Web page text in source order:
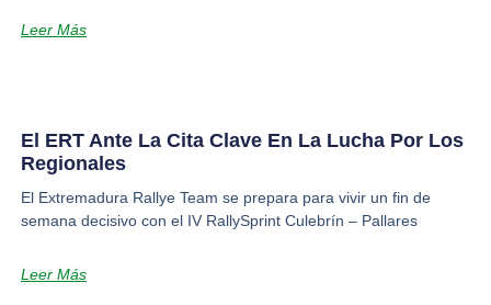
Leer Más
El ERT Ante La Cita Clave En La Lucha Por Los
Regionales
El Extremadura Rallye Team se prepara para vivir un fin de
semana decisivo con el IV RallySprint Culebrín – Pallares
Leer Más